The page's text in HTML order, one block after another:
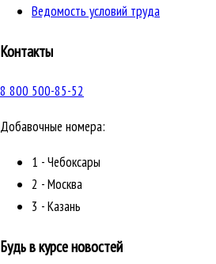
Ведомость условий труда
Контакты
8 800 500-85-52
Добавочные номера:
1 - Чебоксары
2 - Москва
3 - Казань
Будь в курсе новостей